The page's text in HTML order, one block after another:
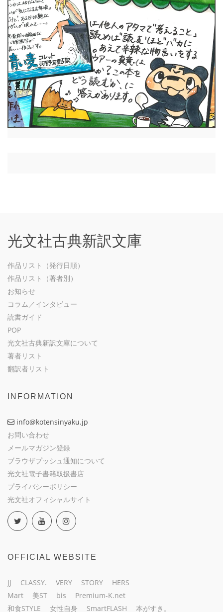
光文社古典新訳文庫
作品リスト（発行日順）
作品リスト（著者別）
お知らせ
コラム／インタビュー
読書ガイド
POP
光文社古典新訳文庫について
著者リスト
翻訳者リスト
INFORMATION
info@kotensinyaku.jp
お問い合わせ
メールマガジン登録
ブラウザプッシュ通知について
光文社電子書籍取扱書店
プライバシーポリシー
光文社オフィシャルサイト
OFFICIAL WEBSITE
JJ CLASSY. VERY STORY
HERS
Mart
美ST bis
Premium-K.net
和食STYLE
女性自身 SmartFLASH 本がすき。